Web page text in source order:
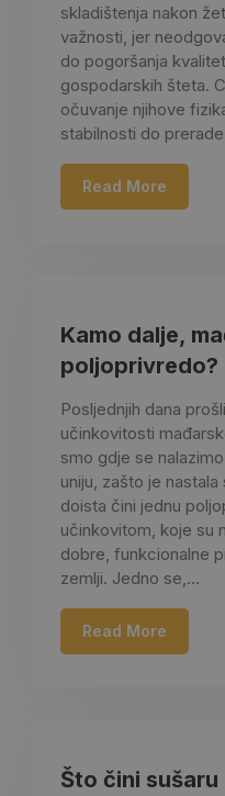
skladištenja nakon
važnosti, jer
do pogoršanja
gospodarskih šteta.
očuvanje njihove
stabilnosti do
Read More
Kamo dalje,
poljoprivredo?
Posljednjih dana
učinkovitosti
smo gdje se
uniju, zašto je
doista čini jednu
učinkovitom, koje su
dobre, funkcionalne
zemlji. Jedno se,…
Read More
Što čini